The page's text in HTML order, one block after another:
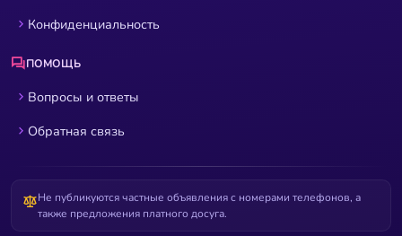
Конфиденциальность
ПОМОЩЬ
Вопросы и ответы
Обратная связь
Не публикуются частные объявления с номерами телефонов, а
также предложения платного досуга.